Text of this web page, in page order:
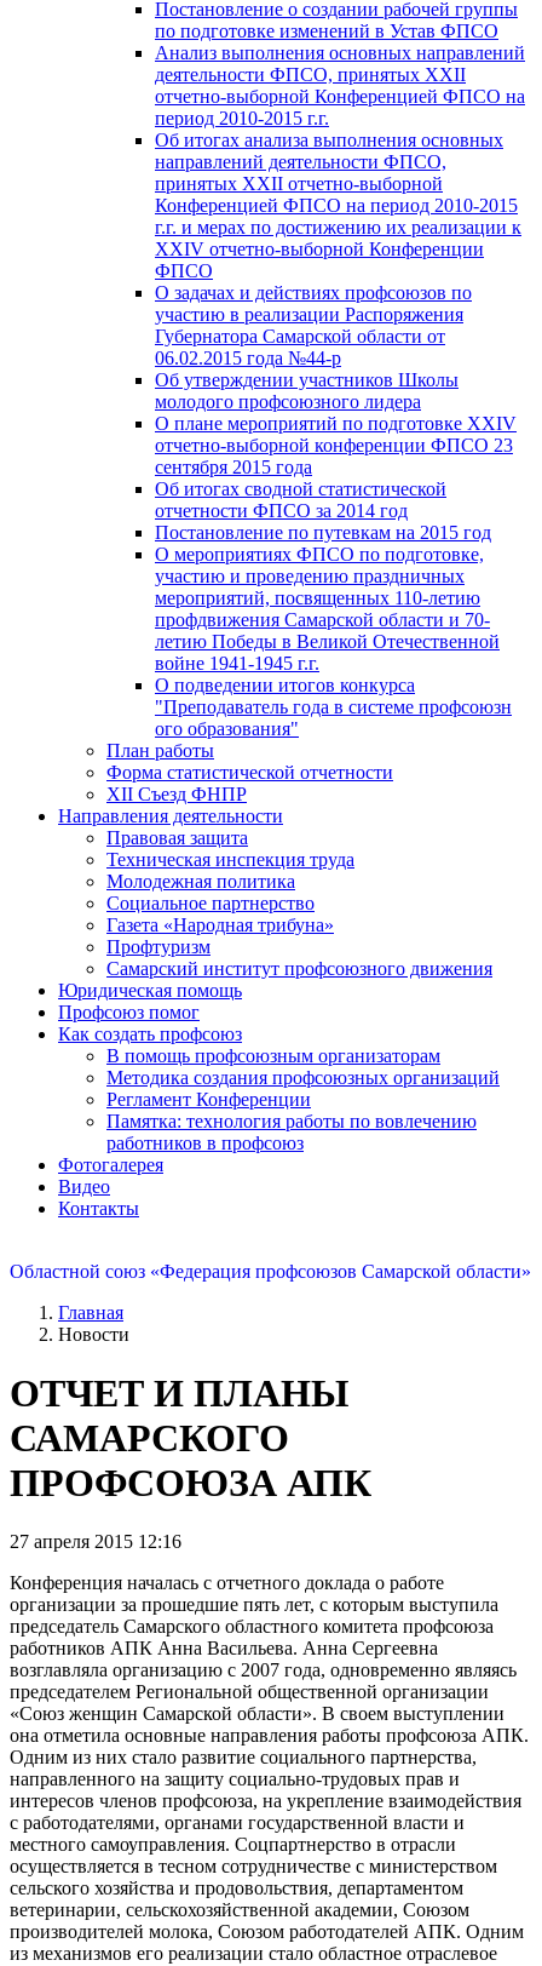
Постановление о создании рабочей группы
по подготовке изменений в Устав ФПСО
Анализ выполнения основных направлений
деятельности ФПСО, принятых XXII
отчетно-выборной Конференцией ФПСО на
период 2010-2015 г.г.
Об итогах анализа выполнения основных
направлений деятельности ФПСО,
принятых XXII отчетно-выборной
Конференцией ФПСО на период 2010-2015
г.г. и мерах по достижению их реализации к
XXIV отчетно-выборной Конференции
ФПСО
О задачах и действиях профсоюзов по
участию в реализации Распоряжения
Губернатора Самарской области от
06.02.2015 года №44-р
Об утверждении участников Школы
молодого профсоюзного лидера
О плане мероприятий по подготовке XXIV
отчетно-выборной конференции ФПСО 23
сентября 2015 года
Об итогах сводной статистической
отчетности ФПСО за 2014 год
Постановление по путевкам на 2015 год
О мероприятиях ФПСО по подготовке,
участию и проведению праздничных
мероприятий, посвященных 110-летию
профдвижения Самарской области и 70-
летию Победы в Великой Отечественной
войне 1941-1945 г.г.
О подведении итогов конкурса
"Преподаватель года в системе профсоюзн
ого образования"
План работы
Форма статистической отчетности
XII Съезд ФНПР
Направления деятельности
Правовая защита
Техническая инспекция труда
Молодежная политика
Социальное партнерство
Газета «Народная трибуна»
Профтуризм
Самарский институт профсоюзного движения
Юридическая помощь
Профсоюз помог
Как создать профсоюз
В помощь профсоюзным организаторам
Методика создания профсоюзных организаций
Регламент Конференции
Памятка: технология работы по вовлечению
работников в профсоюз
Фотогалерея
Видео
Контакты
Областной союз «Федерация профсоюзов Самарской области»
Главная
Новости
ОТЧЕТ И ПЛАНЫ
САМАРСКОГО
ПРОФСОЮЗА АПК
27 апреля 2015 12:16
Конференция началась с отчетного доклада о работе
организации за прошедшие пять лет, с которым выступила
председатель Самарского областного комитета профсоюза
работников АПК Анна Васильева. Анна Сергеевна
возглавляла организацию с 2007 года, одновременно являясь
председателем Региональной общественной организации
«Союз женщин Самарской области». В своем выступлении
она отметила основные направления работы профсоюза АПК.
Одним из них стало развитие социального партнерства,
направленного на защиту социально-трудовых прав и
интересов членов профсоюза, на укрепление взаимодействия
с работодателями, органами государственной власти и
местного самоуправления. Соцпартнерство в отрасли
осуществляется в тесном сотрудничестве с министерством
сельского хозяйства и продовольствия, департаментом
ветеринарии, сельскохозяйственной академии, Союзом
производителей молока, Союзом работодателей АПК. Одним
из механизмов его реализации стало областное отраслевое